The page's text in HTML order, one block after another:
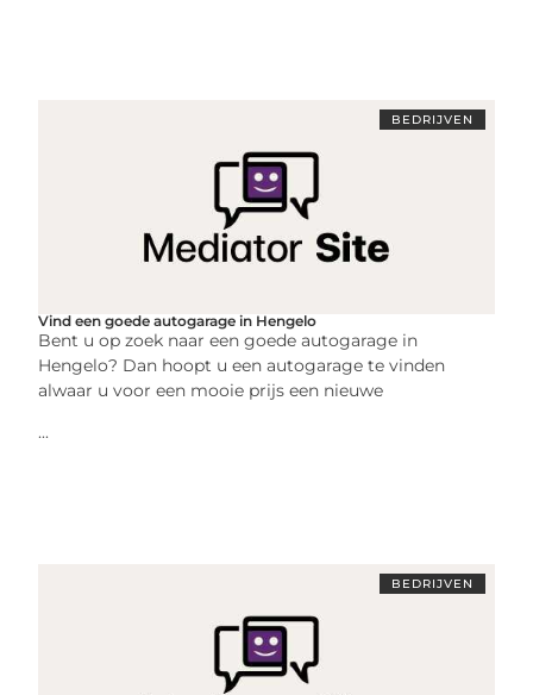
BEDRIJVEN
Vind een goede autogarage in Hengelo
Bent u op zoek naar een goede autogarage in
Hengelo? Dan hoopt u een autogarage te vinden
alwaar u voor een mooie prijs een nieuwe
...
BEDRIJVEN